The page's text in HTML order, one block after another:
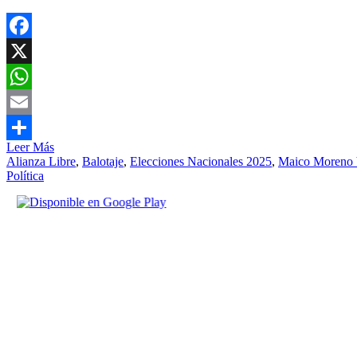
Facebook
X
WhatsApp
Email
Compartir
Leer Más
Alianza Libre, Balotaje, Elecciones Nacionales 2025, Maico Moreno
Política